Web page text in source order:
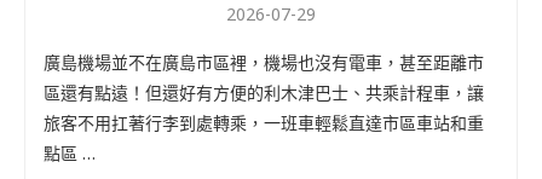
2026-07-29
廣島機場並不在廣島市區裡，機場也沒有電車，甚至距離市
區還有點遠！但還好有方便的利木津巴士、共乘計程車，讓
旅客不用扛著行李到處轉乘，一班車輕鬆直達市區車站和重
點區 …